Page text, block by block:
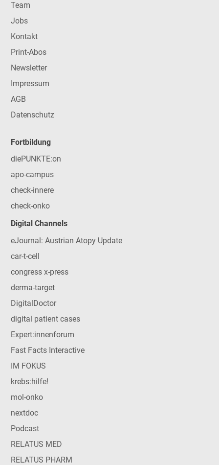
Team
Jobs
Kontakt
Print-Abos
Newsletter
Impressum
AGB
Datenschutz
Fortbildung
diePUNKTE:on
apo-campus
check-innere
check-onko
Digital Channels
eJournal: Austrian Atopy Update
car-t-cell
congress x-press
derma-target
DigitalDoctor
digital patient cases
Expert:innenforum
Fast Facts Interactive
IM FOKUS
krebs:hilfe!
mol-onko
nextdoc
Podcast
RELATUS MED
RELATUS PHARM